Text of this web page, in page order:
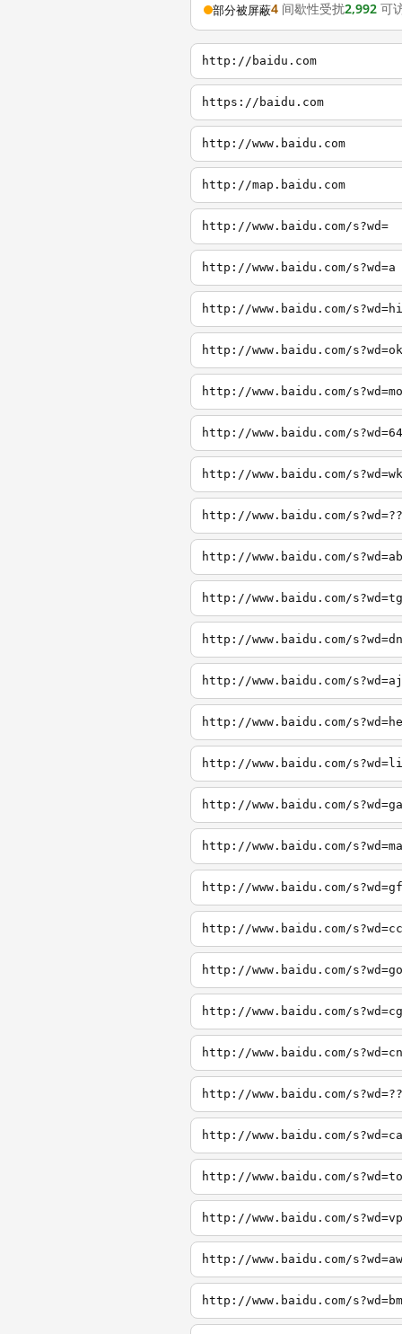
部分被屏蔽4 间歇性受扰2,992 可
http://baidu.com
https://baidu.com
http://www.baidu.com
http://map.baidu.com
http://www.baidu.com/s?wd=
http://www.baidu.com/s?wd=a
http://www.baidu.com/s?wd=hi
http://www.baidu.com/s?wd=ok
http://www.baidu.com/s?wd=mo
http://www.baidu.com/s?wd=64
http://www.baidu.com/s?wd=wk
http://www.baidu.com/s?wd=??
http://www.baidu.com/s?wd=ab
http://www.baidu.com/s?wd=tg
http://www.baidu.com/s?wd=dn
http://www.baidu.com/s?wd=aj
http://www.baidu.com/
http://www.baidu.com/
http://www.baidu.com/
http://www.baidu.com/
http://www.baidu.com/
http://www.baidu.com/
http://www.baidu.com/
http://www.baidu.com/
http://www.baidu.com/
http://www.baidu.com/
http://www.baidu.com/
http://www.baidu.com/
http://www.baidu.com/
http://www.baidu.com/
http://www.baidu.com/